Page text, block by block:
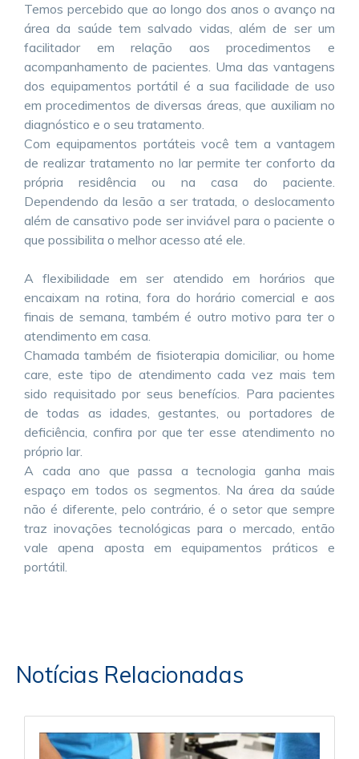
Temos percebido que ao longo dos anos o avanço na
área da saúde tem salvado vidas, além de ser um
facilitador em relação aos procedimentos e
acompanhamento de pacientes. Uma das vantagens
dos equipamentos portátil é a sua facilidade de uso
em procedimentos de diversas áreas, que auxiliam no
diagnóstico e o seu tratamento.
Com equipamentos portáteis você tem a vantagem
de realizar tratamento no lar permite ter conforto da
própria residência ou na casa do paciente.
Dependendo da lesão a ser tratada, o deslocamento
além de cansativo pode ser inviável para o paciente o
que possibilita o melhor acesso até ele.
A flexibilidade em ser atendido em horários que
encaixam na rotina, fora do horário comercial e aos
finais de semana, também é outro motivo para ter o
atendimento em casa.
Chamada também de fisioterapia domiciliar, ou home
care, este tipo de atendimento cada vez mais tem
sido requisitado por seus benefícios. Para pacientes
de todas as idades, gestantes, ou portadores de
deficiência, confira por que ter esse atendimento no
próprio lar.
A cada ano que passa a tecnologia ganha mais
espaço em todos os segmentos. Na área da saúde
não é diferente, pelo contrário, é o setor que sempre
traz inovações tecnológicas para o mercado, então
vale apena aposta em equipamentos práticos e
portátil.
Notícias Relacionadas